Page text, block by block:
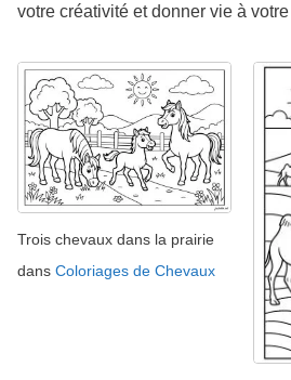
votre créativité et donner vie à
Trois chevaux dans la prairie
dans Coloriages de Chevaux